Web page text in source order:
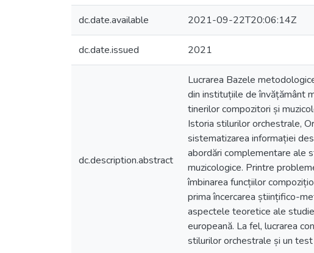
dc.date.available 2021-09-22T20:06:14Z
dc.date.issued 2021
dc.description.abstract
Lucrarea Bazele
din instituțiile de învățământ
tinerilor compozitori și
Istoria stilurilor orchestrale,
sistematizarea informației
abordări complementare ale
muzicologice. Printre
îmbinarea funcțiilor
prima încercarea științifico-
aspectele teoretice ale
europeană. La fel, lucrarea
stilurilor orchestrale și un